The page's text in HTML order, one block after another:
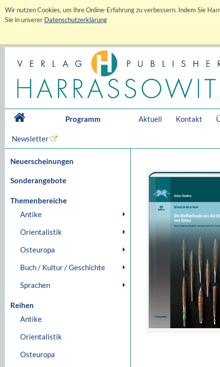
Wir nutzen Cookies, um Ihre Online-Erfahrung zu verbessern. Indem Sie
Sie in unserer Datenschutzerklärung
Programm Aktuell Kontakt
Newsletter
Neuerscheinungen
Sonderangebote
Themenbereiche
Antike
Orientalistik
Osteuropa
Buch / Kultur / Geschichte
Sprachen
Reihen
Antike
Orientalistik
Osteuropa